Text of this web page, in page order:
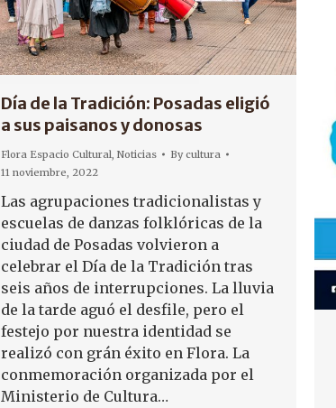
Día de la Tradición: Posadas eligió
a sus paisanos y donosas
Flora Espacio Cultural, Noticias Bycultura
11 noviembre, 2022
Las agrupaciones tradicionalistas y
escuelas de danzas folklóricas de la
ciudad de Posadas volvieron a
celebrar el Día de la Tradición tras
seis años de interrupciones. La lluvia
de la tarde aguó el desfile, pero el
festejo por nuestra identidad se
realizó con grán éxito en Flora. La
conmemoración organizada por el
Ministerio de Cultura…